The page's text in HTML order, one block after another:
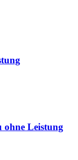
ohne Leistung